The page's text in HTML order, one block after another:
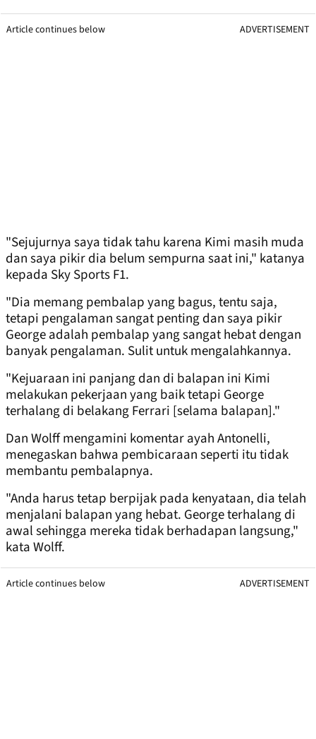
Article continues below ADVERTISEMENT
"Sejujurnya saya tidak tahu karena Kimi masih muda
dan saya pikir dia belum sempurna saat ini," katanya
kepada Sky Sports F1.
"Dia memang pembalap yang bagus, tentu saja,
tetapi pengalaman sangat penting dan saya pikir
George adalah pembalap yang sangat hebat dengan
banyak pengalaman. Sulit untuk mengalahkannya.
"Kejuaraan ini panjang dan di balapan ini Kimi
melakukan pekerjaan yang baik tetapi George
terhalang di belakang Ferrari [selama balapan]."
Dan Wolff mengamini komentar ayah Antonelli,
menegaskan bahwa pembicaraan seperti itu tidak
membantu pembalapnya.
"Anda harus tetap berpijak pada kenyataan, dia telah
menjalani balapan yang hebat. George terhalang di
awal sehingga mereka tidak berhadapan langsung,"
kata Wolff.
Article continues below ADVERTISEMENT